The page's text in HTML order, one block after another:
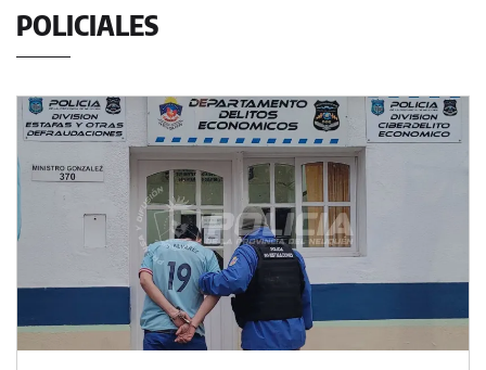
POLICIALES